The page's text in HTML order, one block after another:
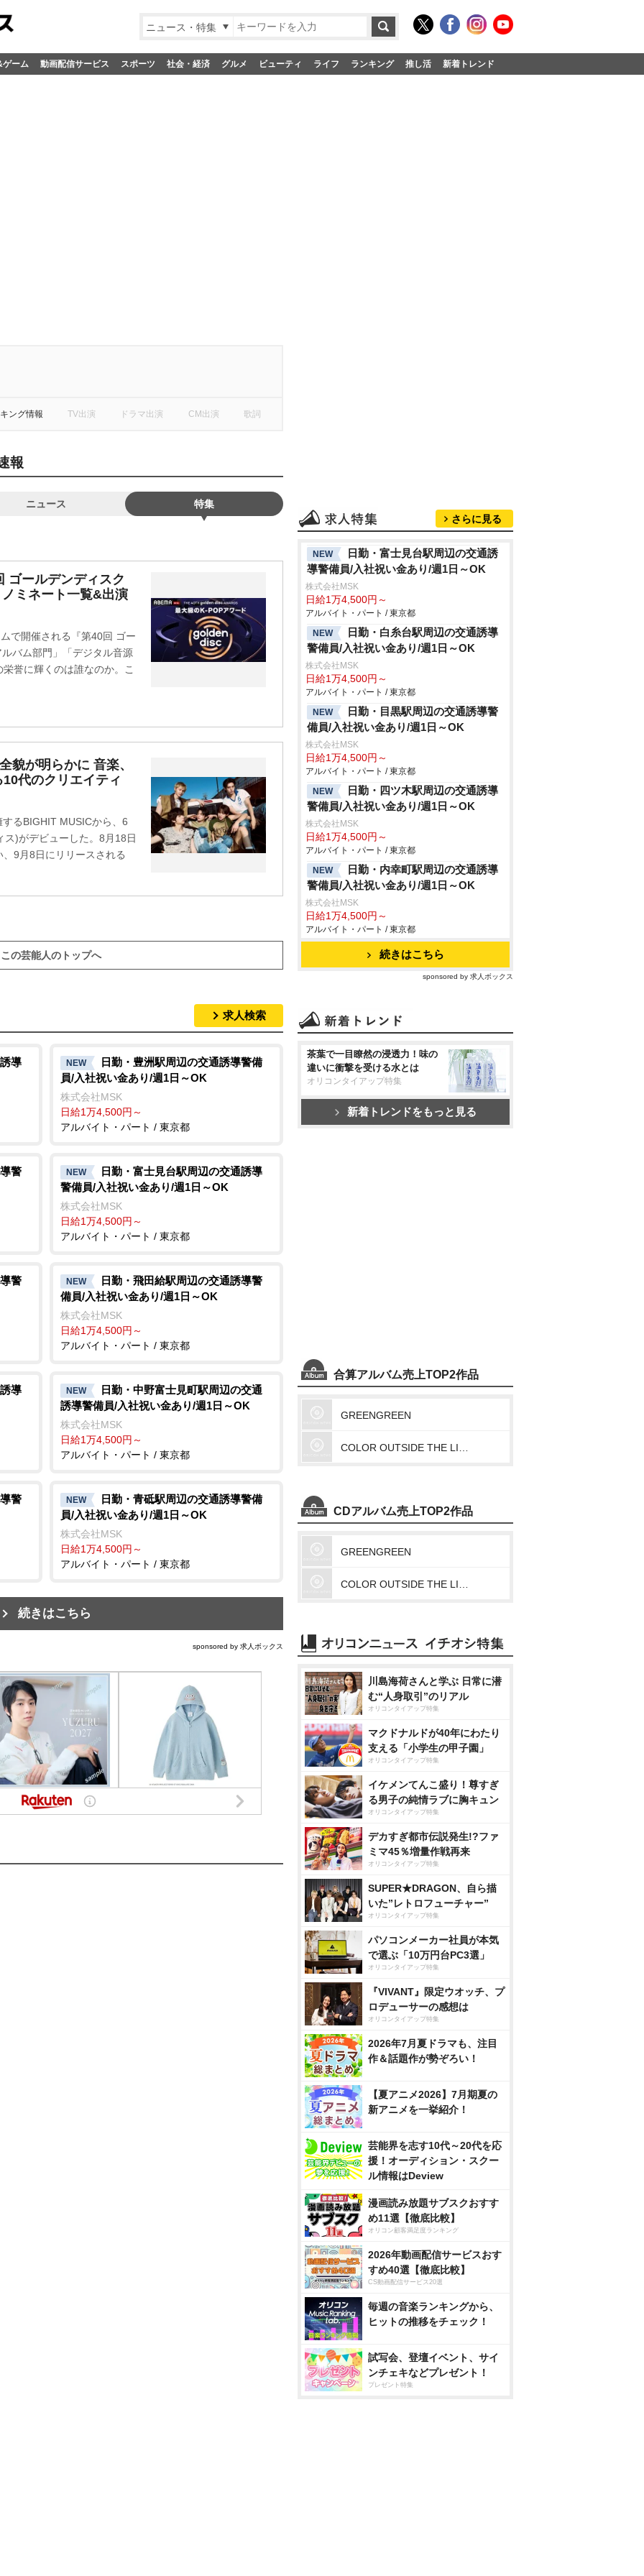
ニュース・特集
ゲーム 動画配信サービス スポーツ 社会・経済 グルメ ビューティ ライフ ランキング 推し活 新着トレンド
ング情報 TV出演 ドラマ出演 CM出演 歌詞
報
ニュース 特集
ゴールデンディスク
ミネート一覧&出演
で開催される『第40回 ゴー
バム部門」「デジタル音源
誉に輝くのは誰なのか。こ
貌が明らかに 音楽、
代のクリエイティ
るBIGHIT MUSICから、6
)がデビューした。8月18日
9月8日にリリースされる
この芸能人のトップへ
求人検索
導 NEW
日勤・豊洲駅周辺の交通誘導警備
員/入社祝い金あり/週1日～OK
株式会社MSK
日給1万4,500円～
アルバイト・パート / 東京都
警 NEW
日勤・富士見台駅周辺の交通誘導
警備員/入社祝い金あり/週1日～OK
株式会社MSK
日給1万4,500円～
アルバイト・パート / 東京都
警 NEW
日勤・飛田給駅周辺の交通誘導警
備員/入社祝い金あり/週1日～OK
株式会社MSK
日給1万4,500円～
アルバイト・パート / 東京都
導 NEW
日勤・中野富士見町駅周辺の交通
誘導警備員/入社祝い金あり/週1日～OK
株式会社MSK
日給1万4,500円～
アルバイト・パート / 東京都
警 NEW
日勤・青砥駅周辺の交通誘導警備
員/入社祝い金あり/週1日～OK
株式会社MSK
日給1万4,500円～
アルバイト・パート / 東京都
続きはこちら
sponsored by 求人ボックス
さらに見る
NEW
日勤・富士見台駅周辺の交通誘
導警備員/入社祝い金あり/週1日～OK
株式会社MSK
日給1万4,500円～
アルバイト・パート / 東京都
NEW
日勤・白糸台駅周辺の交通誘導
警備員/入社祝い金あり/週1日～OK
株式会社MSK
日給1万4,500円～
アルバイト・パート / 東京都
NEW
日勤・目黒駅周辺の交通誘導警
備員/入社祝い金あり/週1日～OK
株式会社MSK
日給1万4,500円～
アルバイト・パート / 東京都
NEW
日勤・四ツ木駅周辺の交通誘導
警備員/入社祝い金あり/週1日～OK
株式会社MSK
日給1万4,500円～
アルバイト・パート / 東京都
NEW
日勤・内幸町駅周辺の交通誘導
警備員/入社祝い金あり/週1日～OK
株式会社MSK
日給1万4,500円～
アルバイト・パート / 東京都
続きはこちら
sponsored by 求人ボックス
茶葉で一目瞭然の浸透力！味の
違いに衝撃を受ける水とは
オリコンタイアップ特集
新着トレンドをもっと見る
合算アルバム売上TOP2作品
GREENGREEN
CDアルバム売上TOP2作品
GREENGREEN
川島海荷さんと学ぶ 日常に潜
む“人身取引”のリアル
オリコンタイアップ特集
マクドナルドが40年にわたり
支える「小学生の甲子園」
オリコンタイアップ特集
イケメンてんこ盛り！尊すぎ
る男子の純情ラブに胸キュン
オリコンタイアップ特集
デカすぎ都市伝説発生!?ファ
ミマ45％増量作戦再来
オリコンタイアップ特集
SUPER★DRAGON、自ら描
いた”レトロフューチャー”
オリコンタイアップ特集
パソコンメーカー社員が本気
で選ぶ「10万円台PC3選」
オリコンタイアップ特集
『VIVANT』限定ウオッチ、プ
ロデューサーの感想は
オリコンタイアップ特集
2026年7月夏ドラマも、注目
作＆話題作が勢ぞろい！
【夏アニメ2026】7月期夏の
新アニメを一挙紹介！
芸能界を志す10代～20代を応
援！オーディション・スクー
ル情報はDeview
漫画読み放題サブスクおすす
め11選【徹底比較】
オリコン顧客満足度ランキング
2026年動画配信サービスおす
すめ40選【徹底比較】
CS動画配信サービス20選
毎週の音楽ランキングから、
ヒットの推移をチェック！
試写会、登壇イベント、サイ
ンチェキなどプレゼント！
プレゼント特集